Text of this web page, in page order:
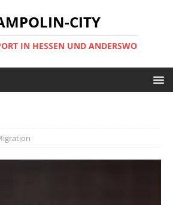
CITY
IN HESSEN UND ANDERSWO